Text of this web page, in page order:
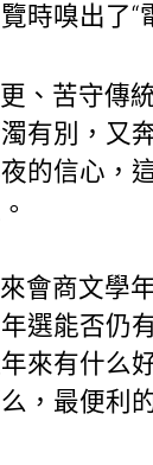
時嗅出了“
、苦守傳
有別，又
的信心，
會商文學
選能否仍
來有什么
，最便利